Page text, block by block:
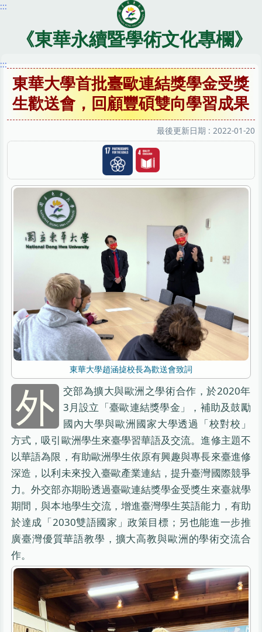
跳
內
區
:::
《東華永續暨學術文化專欄》
:::
東華大學首批臺歐連結獎學金受獎
生歡送會，回顧豐碩雙向學習成果
最後更新日期 : 2022-01-20
東華大學趙涵㨗校長為歡送會致詞
外
交部為擴大與歐洲之學術合作，於2020年
3月設立「臺歐連結獎學金」，補助及鼓勵
國內大學與歐洲國家大學透過「校對校」
方式，吸引歐洲學生來臺學習華語及交流。進修主題不
以華語為限，有助歐洲學生依原有興趣與專長來臺進修
深造，以利未來投入臺歐產業連結，提升臺灣國際競爭
力。外交部亦期盼透過臺歐連結獎學金受獎生來臺就學
期間，與本地學生交流，增進臺灣學生英語能力，有助
於達成「2030雙語國家」政策目標；另也能進一步推
廣臺灣優質華語教學，擴大高教與歐洲的學術交流合
作。